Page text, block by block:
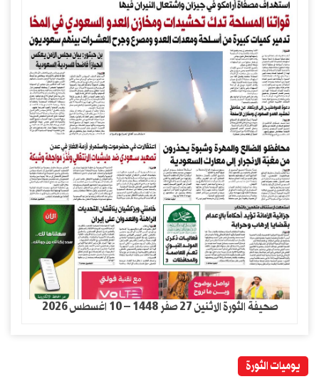
صحيفة الثورة الاثنين 27 صفر 1448 – 10 اغسطس 2026
يوميات الثورة